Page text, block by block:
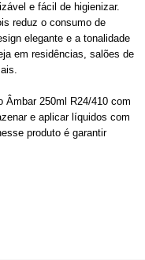
e fácil de higienizar.
reduz o consumo de
elegante e a tonalidade
em residências, salões de
Âmbar 250ml R24/410 com
e aplicar líquidos com
produto é garantir